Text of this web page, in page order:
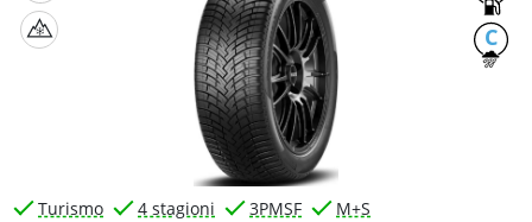
C
Turismo 4 stagioni 3PMSF M+S